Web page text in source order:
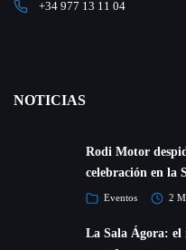
+34 977 13 11 04
NOTICIAS
Rodi Motor
celebración en la
Eventos 2
La Sala Ágora: el